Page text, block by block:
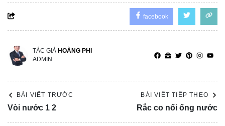
facebook
TÁC GIẢ HOÀNG PHI
ADMIN
BÀI VIẾT TRƯỚC
Vòi nước 1 2
BÀI VIẾT TIẾP THEO
Rắc co nối ống nước